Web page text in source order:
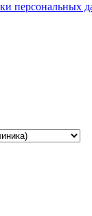
персональных